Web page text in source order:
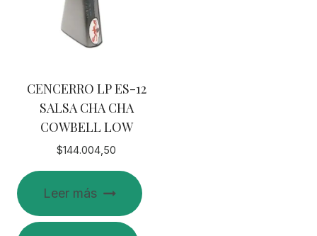
CENCERRO LP ES-12
SALSA CHA CHA
COWBELL LOW
$144.004,50
Leer más